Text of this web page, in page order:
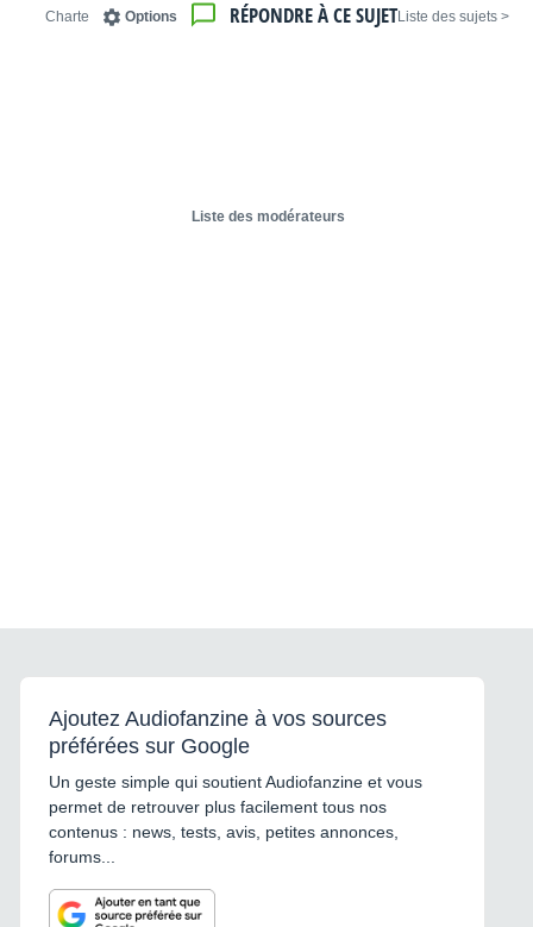
< Liste des sujets
RÉPONDRE À CE SUJET
Options
Charte
Liste des modérateurs
Ajoutez Audiofanzine à vos sources
préférées sur Google
Un geste simple qui soutient Audiofanzine et vous
permet de retrouver plus facilement tous nos
contenus : news, tests, avis, petites annonces,
forums...